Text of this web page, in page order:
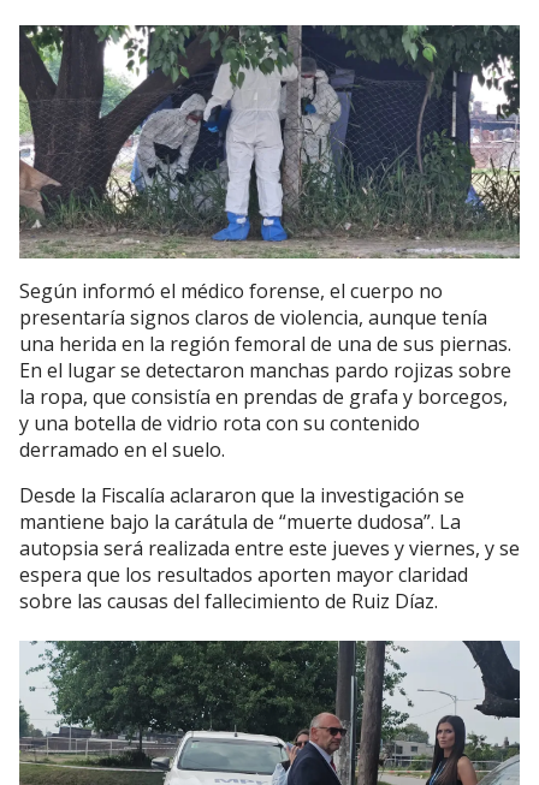
Según informó el médico forense, el cuerpo no
presentaría signos claros de violencia, aunque tenía
una herida en la región femoral de una de sus piernas.
En el lugar se detectaron manchas pardo rojizas sobre
la ropa, que consistía en prendas de grafa y borcegos,
y una botella de vidrio rota con su contenido
derramado en el suelo.
Desde la Fiscalía aclararon que la investigación se
mantiene bajo la carátula de “muerte dudosa”. La
autopsia será realizada entre este jueves y viernes, y se
espera que los resultados aporten mayor claridad
sobre las causas del fallecimiento de Ruiz Díaz.